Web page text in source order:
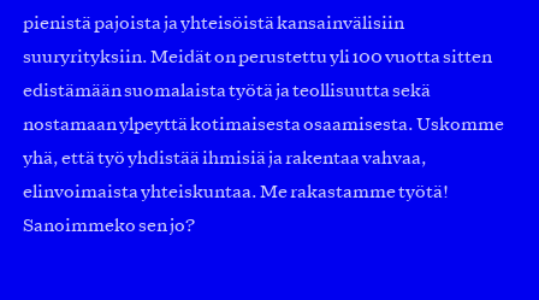
pienistä pajoista ja yhteisöistä kansainvälisiin
suuryrityksiin. Meidät on perustettu yli 100 vuotta sitten
edistämään suomalaista työtä ja teollisuutta sekä
nostamaan ylpeyttä kotimaisesta osaamisesta. Uskomme
yhä, että työ yhdistää ihmisiä ja rakentaa vahvaa,
elinvoimaista yhteiskuntaa. Me rakastamme työtä!
Sanoimmeko sen jo?